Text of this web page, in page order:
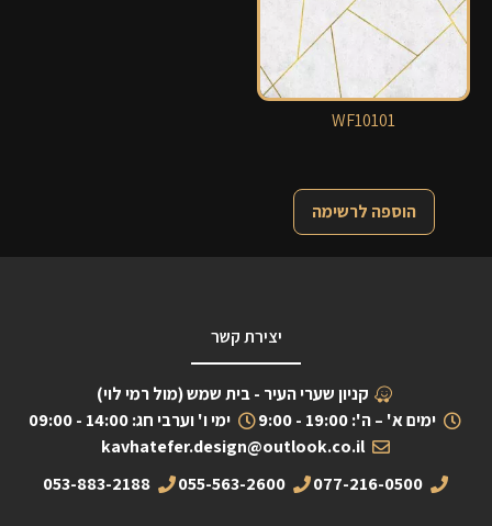
WF10101
הוספה לרשימה
יצירת קשר
קניון שערי העיר - בית שמש (מול רמי לוי)
ימים א' – ה': 19:00 - 9:00
ימי ו' וערבי חג: 14:00 - 09:00
kavhatefer.design@outlook.co.il
077-216-0500
055-563-2600
053-883-2188